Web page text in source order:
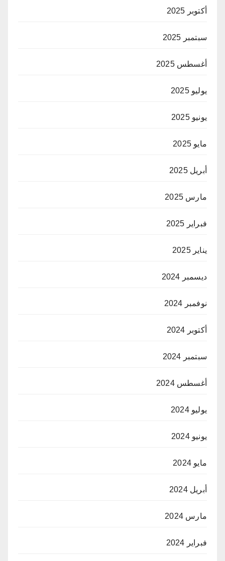
أكتوبر 2025
سبتمبر 2025
أغسطس 2025
يوليو 2025
يونيو 2025
مايو 2025
أبريل 2025
مارس 2025
فبراير 2025
يناير 2025
ديسمبر 2024
نوفمبر 2024
أكتوبر 2024
سبتمبر 2024
أغسطس 2024
يوليو 2024
يونيو 2024
مايو 2024
أبريل 2024
مارس 2024
فبراير 2024